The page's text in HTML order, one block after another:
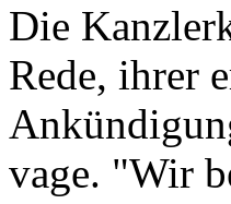
Die
Rede, ihrer
vage. "Wir